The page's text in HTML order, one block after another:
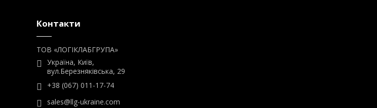
Контакти
ТОВ «ЛОГІКЛАБГРУПА»
Україна, Київ,